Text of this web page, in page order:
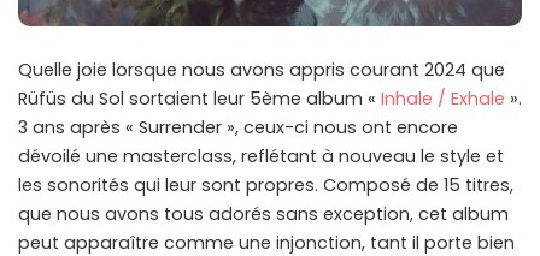
Quelle joie lorsque nous avons appris courant 2024 que
Rüfüs du Sol sortaient leur 5ème album « Inhale / Exhale ».
3 ans après « Surrender », ceux-ci nous ont encore
dévoilé une masterclass, reflétant à nouveau le style et
les sonorités qui leur sont propres. Composé de 15 titres,
que nous avons tous adorés sans exception, cet album
peut apparaître comme une injonction, tant il porte bien